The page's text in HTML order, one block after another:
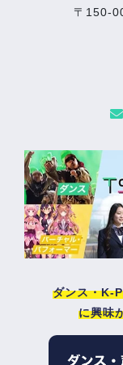
〒150-
ダンス・K-
に興味